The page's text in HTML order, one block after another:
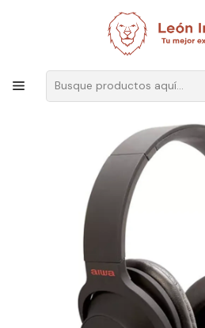
Envíos GRATIS
Audio y Video
Audífonos Aiwa On-ear Plegables